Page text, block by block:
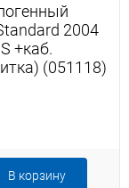
2004
+каб.
(051118)
В корзину